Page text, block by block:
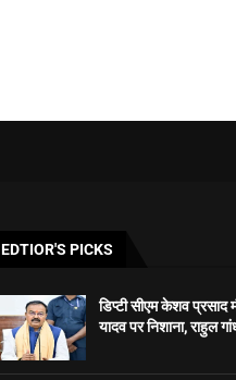
EDTIOR'S PICKS
डिप्टी सीएम केशव प्रसाद
यादव पर निशाना, राहुल